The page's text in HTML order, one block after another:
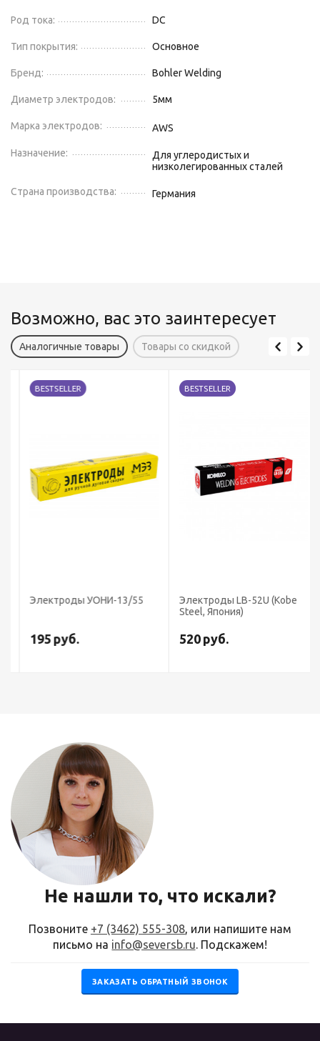
Род тока: DC
Тип покрытия: Основное
Бренд: Bohler Welding
Диаметр электродов: 5мм
Марка электродов: AWS
Назначение:
Для углеродистых и
низколегированных сталей
Страна производства: Германия
Возможно, вас это заинтересует
Аналогичные товары Товары со скидкой
BESTSELLER
Электроды УОНИ-13/55
195руб.
BESTSELLER
Электроды LB-52U (Kobe
Steel, Япония)
520руб.
Не нашли то, что искали?
Позвоните +7 (3462) 555-308, или напишите нам
письмо на info@seversb.ru. Подскажем!
ЗАКАЗАТЬ ОБРАТНЫЙ ЗВОНОК